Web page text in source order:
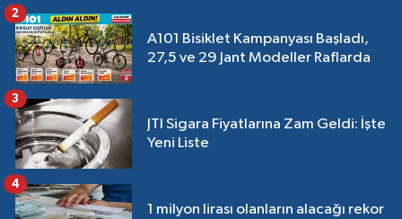
A101 Bisiklet Kampanyası Başladı,
27,5 ve 29 Jant Modeller Raflarda
2
JTI Sigara Fiyatlarına Zam Geldi: İşte
Yeni Liste
3
1 milyon lirası olanların alacağı rekor
4